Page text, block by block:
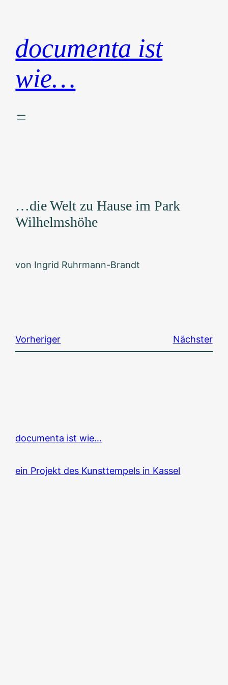
springen
documenta ist
wie…
…die Welt zu Hause im Park
Wilhelmshöhe
von Ingrid Ruhrmann-Brandt
Vorheriger Nächster
documenta ist wie…
ein Projekt des Kunsttempels in Kassel